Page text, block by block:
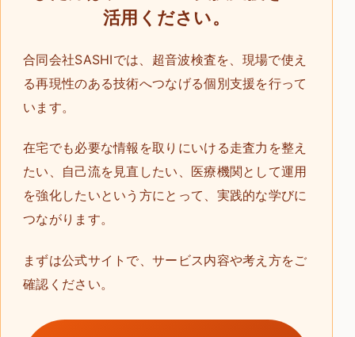
活用ください。
合同会社SASHIでは、超音波検査を、現場で使え
る再現性のある技術へつなげる個別支援を行って
います。
在宅でも必要な情報を取りにいける走査力を整え
たい、自己流を見直したい、医療機関として運用
を強化したいという方にとって、実践的な学びに
つながります。
まずは公式サイトで、サービス内容や考え方をご
確認ください。